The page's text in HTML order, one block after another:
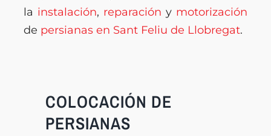
la instalación, reparación y motorización
de persianas en Sant Feliu de Llobregat.
COLOCACIÓN DE
PERSIANAS